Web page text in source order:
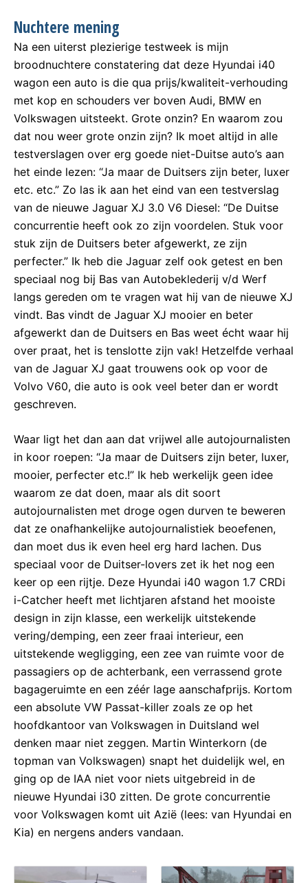
Nuchtere mening
Na een uiterst plezierige testweek is mijn
broodnuchtere constatering dat deze Hyundai i40
wagon een auto is die qua prijs/kwaliteit-verhouding
met kop en schouders ver boven Audi, BMW en
Volkswagen uitsteekt. Grote onzin? En waarom zou
dat nou weer grote onzin zijn? Ik moet altijd in alle
testverslagen over erg goede niet-Duitse auto’s aan
het einde lezen: “Ja maar de Duitsers zijn beter, luxer
etc. etc.” Zo las ik aan het eind van een testverslag
van de nieuwe Jaguar XJ 3.0 V6 Diesel: “De Duitse
concurrentie heeft ook zo zijn voordelen. Stuk voor
stuk zijn de Duitsers beter afgewerkt, ze zijn
perfecter.” Ik heb die Jaguar zelf ook getest en ben
speciaal nog bij Bas van Autobeklederij v/d Werf
langs gereden om te vragen wat hij van de nieuwe XJ
vindt. Bas vindt de Jaguar XJ mooier en beter
afgewerkt dan de Duitsers en Bas weet écht waar hij
over praat, het is tenslotte zijn vak! Hetzelfde verhaal
van de Jaguar XJ gaat trouwens ook op voor de
Volvo V60, die auto is ook veel beter dan er wordt
geschreven.
Waar ligt het dan aan dat vrijwel alle autojournalisten
in koor roepen: “Ja maar de Duitsers zijn beter, luxer,
mooier, perfecter etc.!” Ik heb werkelijk geen idee
waarom ze dat doen, maar als dit soort
autojournalisten met droge ogen durven te beweren
dat ze onafhankelijke autojournalistiek beoefenen,
dan moet dus ik even heel erg hard lachen. Dus
speciaal voor de Duitser-lovers zet ik het nog een
keer op een rijtje. Deze Hyundai i40 wagon 1.7 CRDi
i-Catcher heeft met lichtjaren afstand het mooiste
design in zijn klasse, een werkelijk uitstekende
vering/demping, een zeer fraai interieur, een
uitstekende wegligging, een zee van ruimte voor de
passagiers op de achterbank, een verrassend grote
bagageruimte en een zéér lage aanschafprijs. Kortom
een absolute VW Passat-killer zoals ze op het
hoofdkantoor van Volkswagen in Duitsland wel
denken maar niet zeggen. Martin Winterkorn (de
topman van Volkswagen) snapt het duidelijk wel, en
ging op de IAA niet voor niets uitgebreid in de
nieuwe Hyundai i30 zitten. De grote concurrentie
voor Volkswagen komt uit Azië (lees: van Hyundai en
Kia) en nergens anders vandaan.